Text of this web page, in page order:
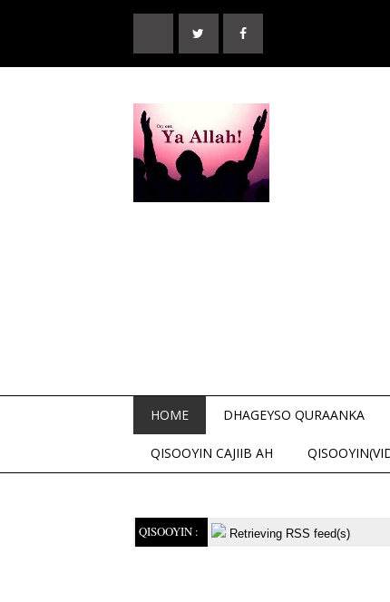
HOME DHAGEYSO QURAANKA
QISOOYIN CAJIIB AH
QISOOYIN : Retrieving RSS feed(s)